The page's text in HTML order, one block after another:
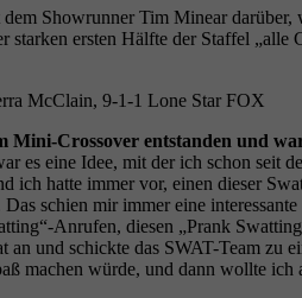
Showrunner Tim Minear
starken ersten Hälfte der Staffel „alle
McClain, 9-1-1 Lone Star FOX
Mini-Crossover entstanden und
es eine Idee, mit der ich schon seit
ich hatte immer vor, einen dieser
schien mir immer eine
Anrufen, diesen „Prank
an und schickte das SWAT-Team
machen würde, und dann wollte ich